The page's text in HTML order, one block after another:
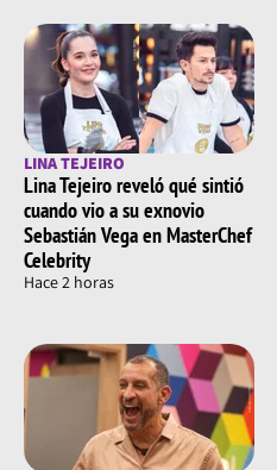
LINA TEJEIRO
Lina Tejeiro reveló qué sintió
cuando vio a su exnovio
Sebastián Vega en MasterChef
Celebrity
Hace 2 horas